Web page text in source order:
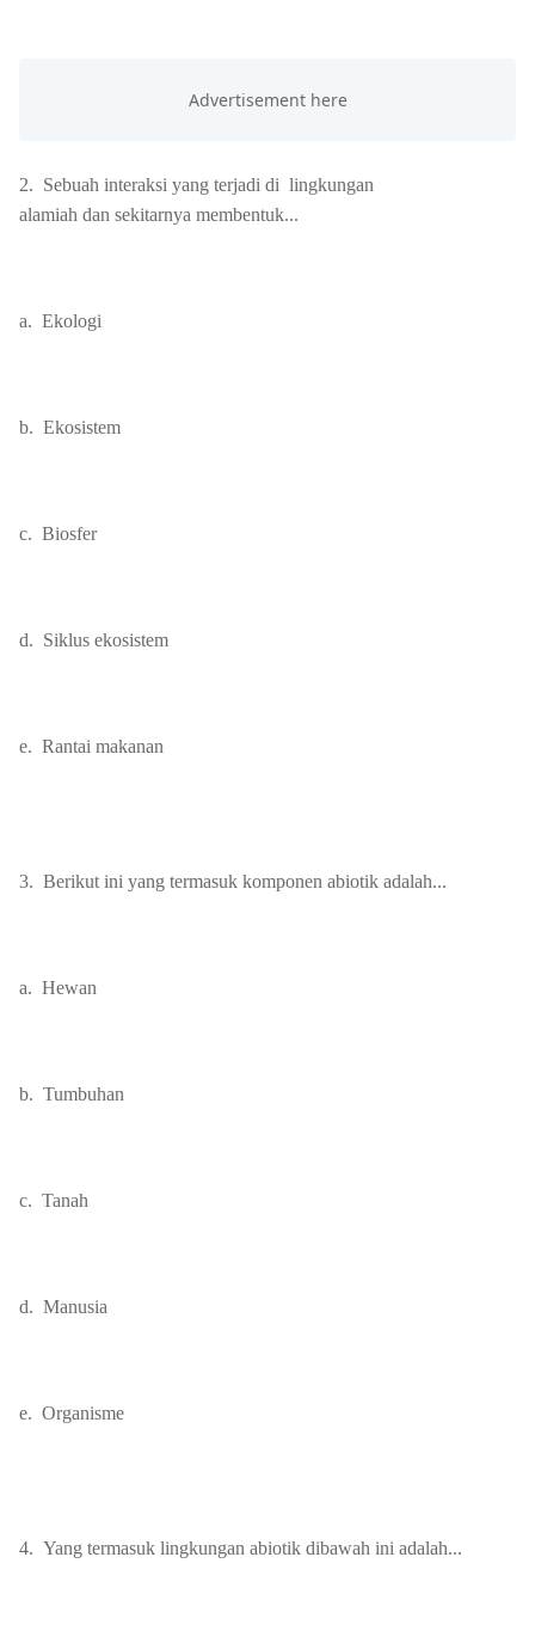
2. Sebuah interaksi yang terjadi di lingkungan
alamiah dan sekitarnya membentuk...
a. Ekologi
b. Ekosistem
c. Biosfer
d. Siklus ekosistem
e. Rantai makanan
3. Berikut ini yang termasuk komponen abiotik adalah...
a. Hewan
b. Tumbuhan
c. Tanah
d. Manusia
e. Organisme
4. Yang termasuk lingkungan abiotik dibawah ini adalah...